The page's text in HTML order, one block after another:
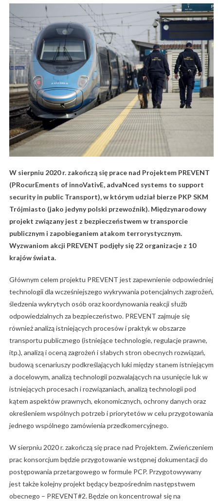
W sierpniu 2020 r. zakończą się prace nad Projektem PREVENT
(PRocurEments of innoVativE, advaNced systems to support
security in public Transport), w którym udział bierze PKP SKM
Trójmiasto (jako jedyny polski przewoźnik). Międzynarodowy
projekt związany jest z bezpieczeństwem w transporcie
publicznym i zapobieganiem atakom terrorystycznym.
Wyzwaniom akcji PREVENT podjęły się 22 organizacje z 10
krajów świata.
Głównym celem projektu PREVENT jest zapewnienie odpowiedniej
technologii dla wcześniejszego wykrywania potencjalnych zagrożeń,
śledzenia wykrytych osób oraz koordynowania reakcji służb
odpowiedzialnych za bezpieczeństwo. PREVENT zajmuje się
również analizą istniejących procesów i praktyk w obszarze
transportu publicznego (istniejące technologie, regulacje prawne,
itp.), analizą i oceną zagrożeń i słabych stron obecnych rozwiązań,
budową scenariuszy podkreślających luki między stanem istniejącym
a docelowym, analizą technologii pozwalających na usunięcie luk w
istniejących procesach i rozwiązaniach, analizą technologii pod
kątem aspektów prawnych, ekonomicznych, ochrony danych oraz
określeniem wspólnych potrzeb i priorytetów w celu przygotowania
jednego wspólnego zamówienia przedkomercyjnego.
W sierpniu 2020 r. zakończą się prace nad Projektem. Zwieńczeniem
prac konsorcjum będzie przygotowanie wstępnej dokumentacji do
postępowania przetargowego w formule PCP. Przygotowywany
jest także kolejny projekt będący bezpośrednim następstwem
obecnego – PREVENT#2. Będzie on koncentrował się na